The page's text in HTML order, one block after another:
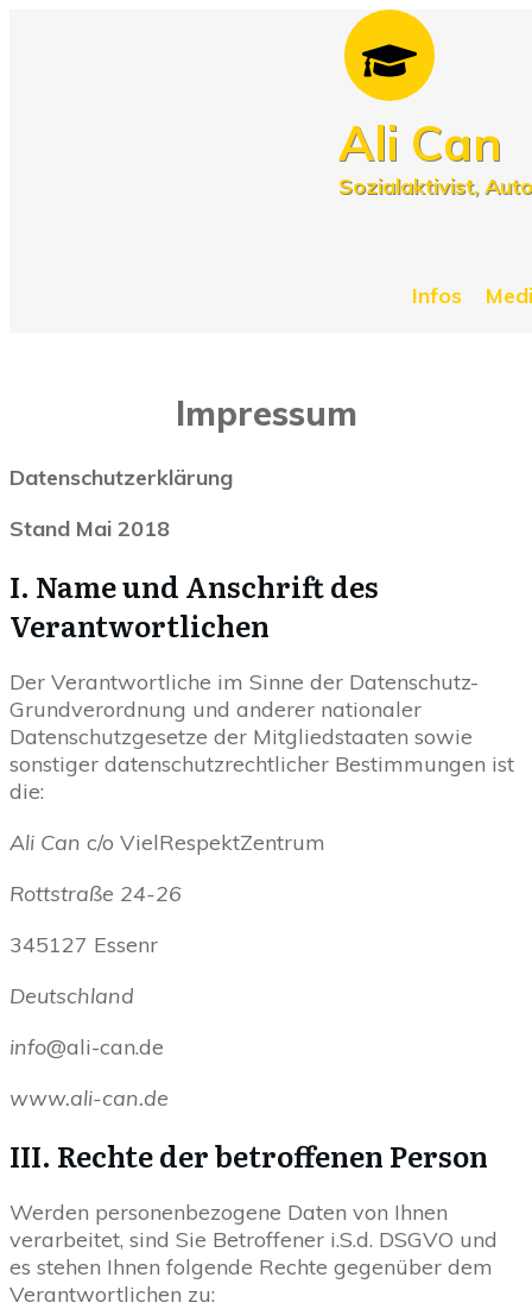
Ali Can
Sozialaktivist,
Infos
Impressum
Datenschutzerklärung
Stand Mai 2018
I. Name und Anschrift des
Verantwortlichen
Der Verantwortliche im Sinne der Datenschutz-
Grundverordnung und anderer nationaler
Datenschutzgesetze der Mitgliedstaaten sowie
sonstiger datenschutzrechtlicher Bestimmungen ist
die:
Ali Can c/o VielRespektZentrum
Rottstraße 24-26
345127 Essenr
Deutschland
info@ali-can.de
www.ali-can.de
III. Rechte der betroffenen Person
Werden personenbezogene Daten von Ihnen
verarbeitet, sind Sie Betroffener i.S.d. DSGVO und
es stehen Ihnen folgende Rechte gegenüber dem
Verantwortlichen zu: